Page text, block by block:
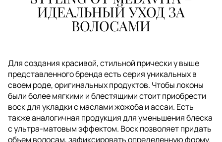
ИДЕАЛЬНЫЙ УХОД ЗА
ВОЛОСАМИ
Для создания красивой, стильной прически у выше
представленного бренда есть серия уникальных в
своем роде, оригинальных продуктов. Чтобы локоны
были более мягкими и блестящими стоит приобрести
воск для укладки с маслами жожоба и ассаи. Есть
также аналогичная продукция для уменьшения блеска
с ультра-матовым эффектом. Воск позволяет придать
объем волосам, зафиксировать определенную форму.